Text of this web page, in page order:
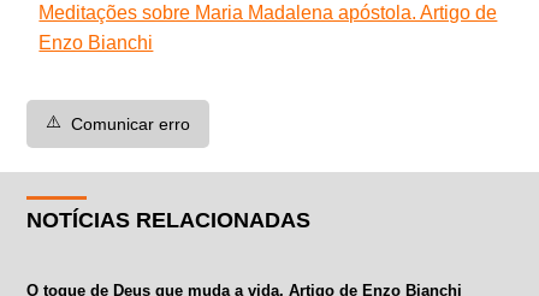
Meditações sobre Maria Madalena apóstola. Artigo de
Enzo Bianchi
⚠️ Comunicar erro
NOTÍCIAS RELACIONADAS
O toque de Deus que muda a vida. Artigo de Enzo Bianchi